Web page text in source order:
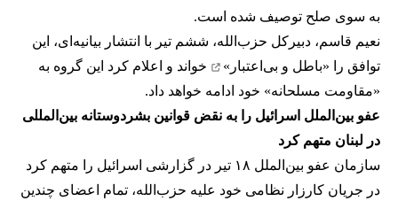
به سوی صلح توصیف شده است.
نعیم قاسم، دبیرکل حزب‌الله، ششم تیر با انتشار بیانیه‌ای، این
توافق را «باطل و بی‌اعتبار»
خواند و اعلام کرد این گروه به
«مقاومت مسلحانه» خود ادامه خواهد داد.
عفو بین‌الملل اسرائیل را به نقض قوانین بشردوستانه بین‌المللی
در لبنان متهم کرد
سازمان عفو بین‌الملل ۱۸ تیر در گزارشی اسرائیل را متهم کرد
در جریان کارزار نظامی خود علیه حزب‌الله، تمام اعضای چندین